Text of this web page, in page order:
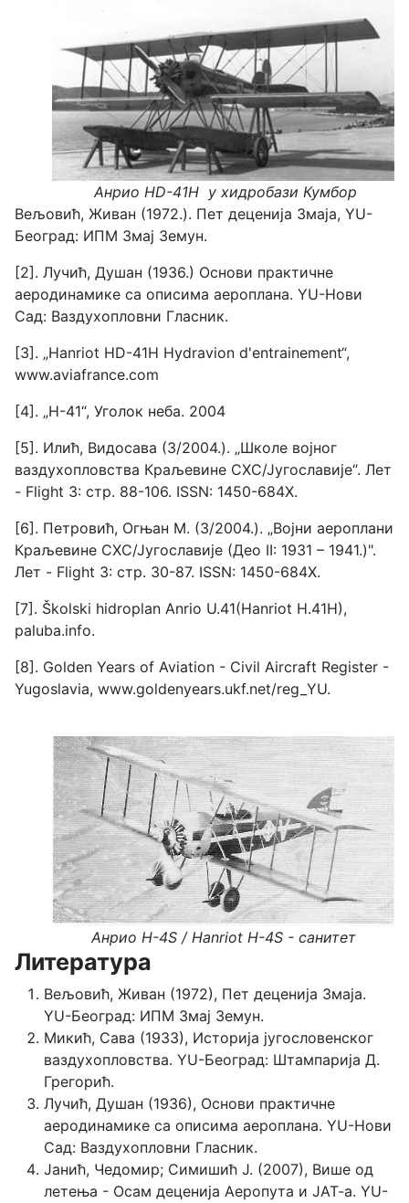
Анрио HD-41H у хидробази Кумбор
Вељовић, Живан (1972.). Пет деценија Змаја, YU-
Београд: ИПМ Змај Земун.
[2]. Лучић, Душан (1936.) Основи практичне
аеродинамике са описима аероплана. YU-Нови
Сад: Ваздухопловни Гласник.
[3]. „Hanriot HD-41H Hydravion d'entrainement“,
www.aviafrance.com
[4]. „H-41“, Уголок неба. 2004
[5]. Илић, Видосава (3/2004.). „Школе војног
ваздухопловства Краљевине СХС/Југославије“. Лет
- Flight 3: стр. 88-106. ISSN: 1450-684X.
[6]. Петровић, Огњан М. (3/2004.). „Војни аероплани
Краљевине СХС/Југославије (Део II: 1931 – 1941.)".
Лет - Flight 3: стр. 30-87. ISSN: 1450-684X.
[7]. Školski hidroplan Anrio U.41(Hanriot H.41H),
paluba.info.
[8]. Golden Years of Aviation - Civil Aircraft Register -
Yugoslavia, www.goldenyears.ukf.net/reg_YU.
Анрио H-4S / Hanriot H-4S - санитет
Литература
Вељовић, Живан (1972), Пет деценија Змаја.
YU-Београд: ИПМ Змај Земун.
Микић, Сава (1933), Историја југословенског
ваздухопловства. YU-Београд: Штампарија Д.
Грегорић.
Лучић, Душан (1936), Основи практичне
аеродинамике са описима аероплана. YU-Нови
Сад: Ваздухопловни Гласник.
Јанић, Чедомир; Симишић Ј. (2007), Више од
летења - Осам деценија Аеропута и ЈАТ-а. YU-